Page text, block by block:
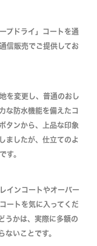
プドライ」コートを通
信販売でご提供してお
を変更し、普通のおし
な防水機能を備えたコ
タンから、上品な印象
ましたが、仕立てのよ
す。
インコートやオーバー
ートを気に入ってくだ
うかは、実際に多額の
ないことです。